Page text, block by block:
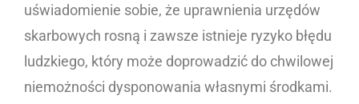
uświadomienie sobie, że uprawnienia urzędów
skarbowych rosną i zawsze istnieje ryzyko błędu
ludzkiego, który może doprowadzić do chwilowej
niemożności dysponowania własnymi środkami.